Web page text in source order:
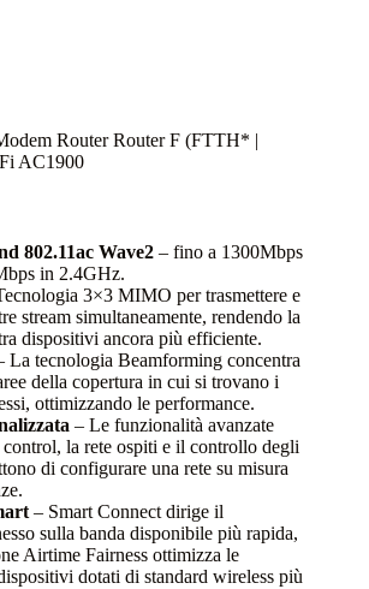
Router Router F (FTTH* |
AC1900
802.11ac Wave2 – fino a 1300Mbps
in 2.4GHz.
3×3 MIMO per trasmettere e
stream simultaneamente, rendendo la
dispositivi ancora più efficiente.
La tecnologia Beamforming concentra
della copertura in cui si trovano i
ottimizzando le performance.
– Le funzionalità avanzate
la rete ospiti e il controllo degli
di configurare una rete su misura
– Smart Connect dirige il
sulla banda disponibile più rapida,
Airtime Fairness ottimizza le
dotati di standard wireless più